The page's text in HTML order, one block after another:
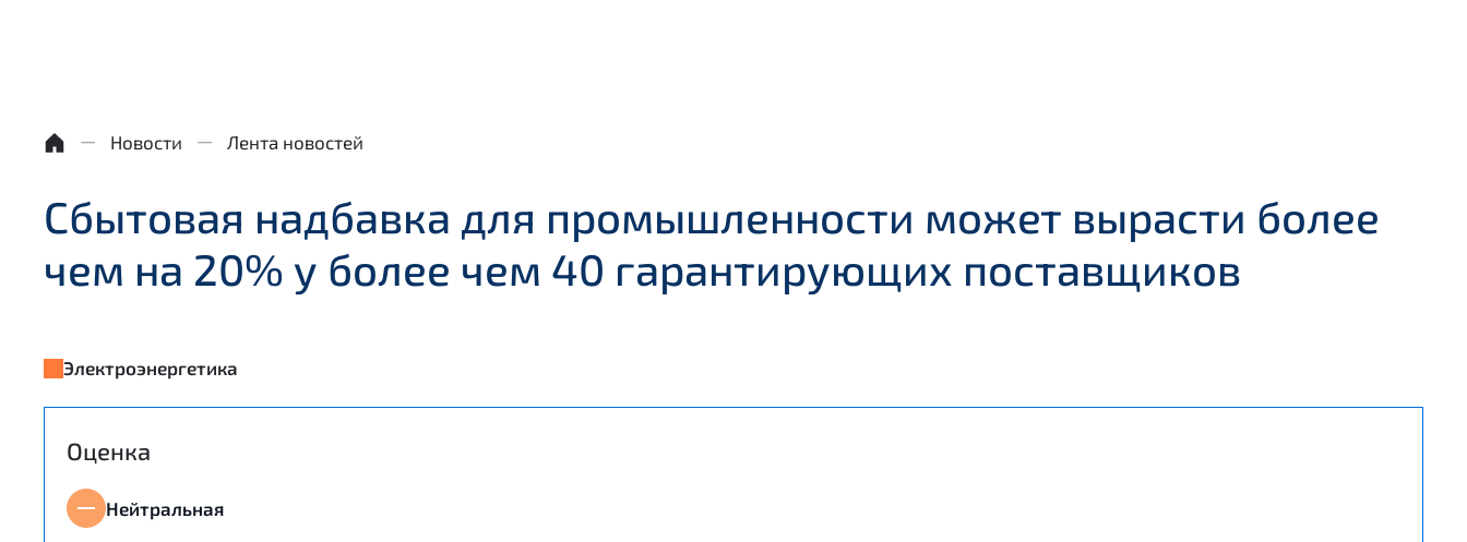
Новости Лента новостей
Сбытовая надбавка для промышленности может вырасти более
чем на 20% у более чем 40 гарантирующих поставщиков
Электроэнергетика
Оценка
Нейтральная